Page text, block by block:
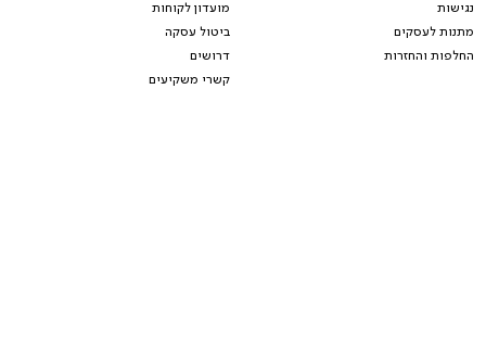
נגישות
מתנות לעסקים
החלפות והחזרות
מועדון לקוחות
ביטול עסקה
דרושים
קשרי משקיעים